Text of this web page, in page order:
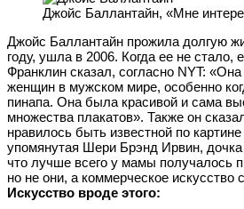
Джойс Баллантайн, «Мне
Джойс Баллантайн прожила долгую
году, ушла в 2006. Когда ее не стало,
Франклин сказал, согласно NYT:
женщин в мужском мире, особенно
пинапа. Она была красивой и сама
множества плакатов». Также он
нравилось быть известной по
упомянутая Шери Брэнд Ирвин,
что лучше всего у мамы получалось
но не они, а коммерческое искусство
Искусство вроде этого: